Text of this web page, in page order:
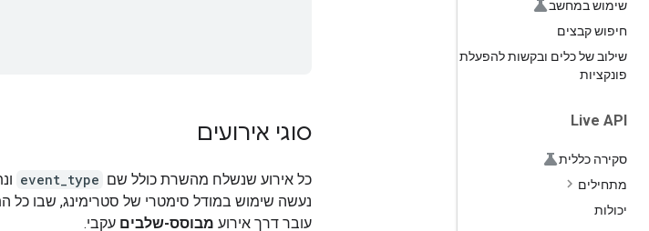
שימוש במחשב
חיפוש קבצים
שילוב של כלים ובקשות להפעלת
פונקציות
Live API
סקירה כללית
מתחילים
יכולות
סוגי אירועים
כל אירוע שנשלח מהשרת כולל שם event_type
נעשה שימוש במודל סימטרי של סטרימינג, שבו כל
עובר דרך אירוע מבוסס-שלבים עקבי.